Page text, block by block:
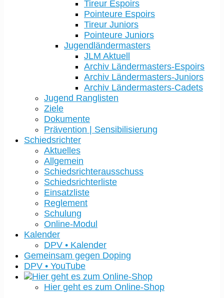
Tireur Espoirs
Pointeure Espoirs
Tireur Juniors
Pointeure Juniors
Jugendländermasters
JLM Aktuell
Archiv Ländermasters-Espoirs
Archiv Ländermasters-Juniors
Archiv Ländermasters-Cadets
Jugend Ranglisten
Ziele
Dokumente
Prävention | Sensibilisierung
Schiedsrichter
Aktuelles
Allgemein
Schiedsrichterausschuss
Schiedsrichterliste
Einsatzliste
Reglement
Schulung
Online-Modul
Kalender
DPV • Kalender
Gemeinsam gegen Doping
DPV • YouTube
Hier geht es zum Online-Shop